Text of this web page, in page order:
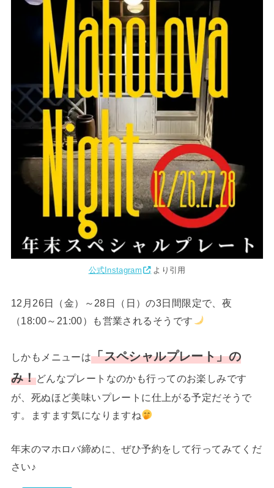
公式Instagram より引用
12月26日（金）～28日（日）の3日間限定で、夜
（18:00～21:00）も営業されるそうです
しかもメニューは「スペシャルプレート」の
み！どんなプレートなのかも行ってのお楽しみです
が、死ぬほど美味いプレートに仕上がる予定だそうで
す。ますます気になりますね
年末のマホロバ締めに、ぜひ予約をして行ってみてくだ
さい♪